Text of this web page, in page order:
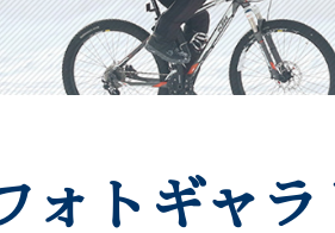
ォトギャラ